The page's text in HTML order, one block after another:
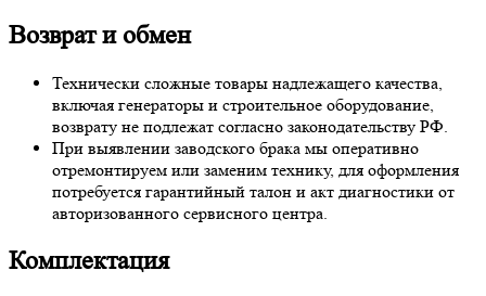
Возврат и обмен
Технически сложные товары надлежащего качества,
включая генераторы и строительное оборудование,
возврату не подлежат согласно законодательству РФ.
При выявлении заводского брака мы оперативно
отремонтируем или заменим технику, для оформления
потребуется гарантийный талон и акт диагностики от
авторизованного сервисного центра.
Комплектация